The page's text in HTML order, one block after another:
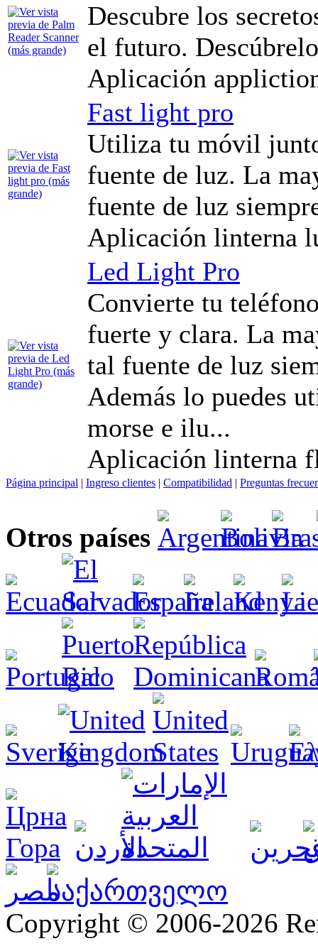
Descubre los
el futuro.
Aplicación
Fast light pro
Utiliza tu móvil
fuente de luz. La
fuente de luz
Aplicación linterna
Led Light Pro
Convierte tu
fuerte y clara. La
tal fuente de luz
Además lo puedes
morse e ilu...
Aplicación linterna
Página principal | Ingreso clientes | Compatibilidad | Preguntas
Otros países
Copyright © 2006-2026